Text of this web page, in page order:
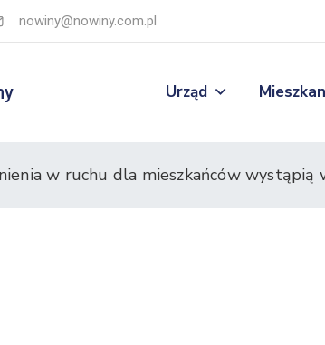
nowiny@nowiny.com.pl
Urząd
w ruchu dla mieszkańców wystąpią